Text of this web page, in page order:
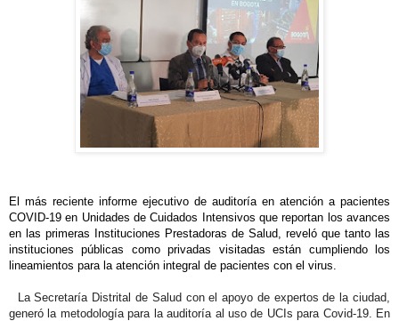
El más reciente informe ejecutivo de auditoría en atención a pacientes
COVID-19 en Unidades de Cuidados Intensivos que reportan los avances
en las primeras Instituciones Prestadoras de Salud, reveló que tanto las
instituciones públicas como privadas visitadas están cumpliendo los
lineamientos para la atención integral de pacientes con el virus.
La Secretaría Distrital de Salud con el apoyo de expertos de la ciudad,
generó la metodología para la auditoría al uso de UCIs para Covid-19. En